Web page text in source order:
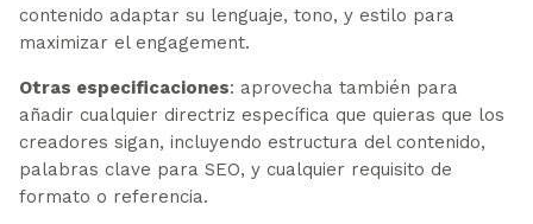
contenido adaptar su lenguaje, tono, y estilo para
maximizar el engagement.
Otras especificaciones: aprovecha también para
añadir cualquier directriz específica que quieras que los
creadores sigan, incluyendo estructura del contenido,
palabras clave para SEO, y cualquier requisito de
formato o referencia.